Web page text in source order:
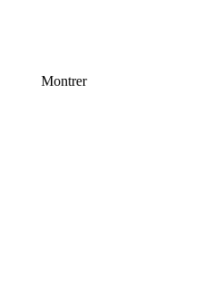
Montrer